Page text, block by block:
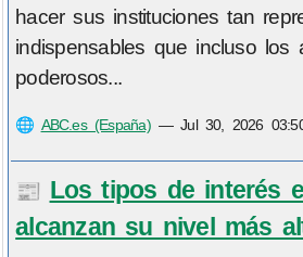
hacer sus instituciones tan
indispensables que incluso los
poderosos...
🌐 ABC.es (España)—Jul 30, 2026
📰 Los tipos de interés
alcanzan su nivel más